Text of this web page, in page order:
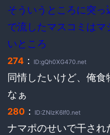
そういうところに突
で流したマスコミは
いところ
274 ： ID:gQh0XG470.net
同情したいけど、俺
なぁ
280 ： ID:ZNIzK6If0.net
ナマポのせいで干さ